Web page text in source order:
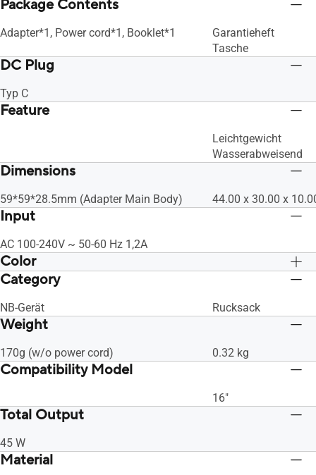
Package Contents
Adapter*1, Power cord*1, Booklet*1
Garantieheft
Tasche
DC Plug
Typ C
Feature
Leichtgewicht
Wasserabweisend
Dimensions
59*59*28.5mm (Adapter Main Body) 44.00 x 30.00 x
Input
AC 100-240V ~ 50-60 Hz 1,2A
Color
Schwarz
Category
NB-Gerät Rucksack
Weight
170g (w/o power cord) 0.32 kg
Compatibility Model
16"
Total Output
45 W
Material